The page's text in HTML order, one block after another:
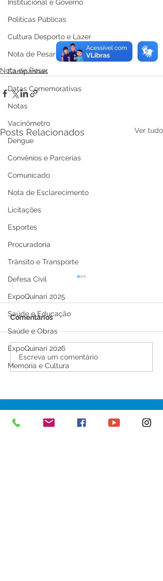
Institucional e Governo
Políticas Públicas
Cultura Desporto e Lazer
Nota de Pesar
Campanhas
Datas Comemorativas
Notas
Vacinômetro
Dengue
Convênios e Parcerias
Comunicado
Nota de Esclarecimento
Licitações
Esportes
Procuradoria
Trânsito e Transporte
Defesa Civil
ExpoQuinari 2025
Saúde e Educação
Saúde e Obras
ExpoQuinari 2026
Memória e Cultura
Nota de Pesar
Posts Relacionados Ver tudo
Nota de pesar: João
Rodrigues Bezerra
Comentários
Escreva um comentário